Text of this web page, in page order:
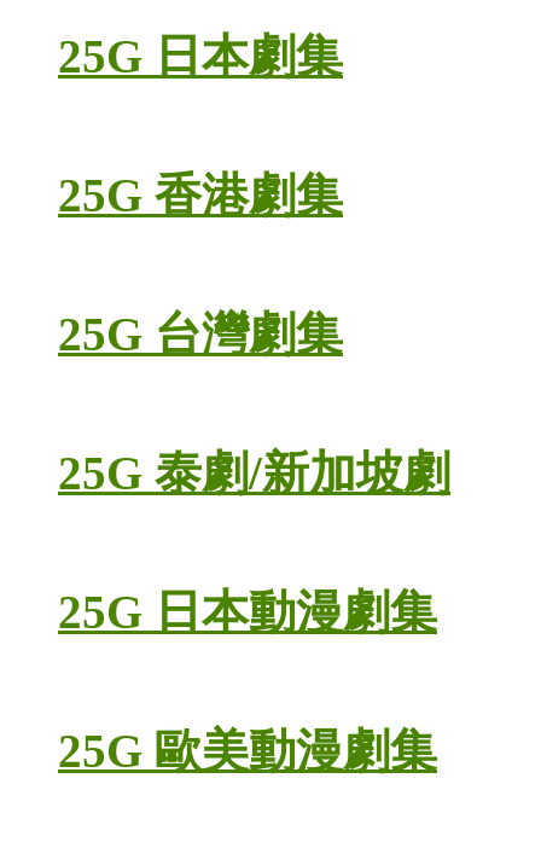
25G 日本劇集
25G 香港劇集
25G 台灣劇集
25G 泰劇/新加坡劇
25G 日本動漫劇集
25G 歐美動漫劇集